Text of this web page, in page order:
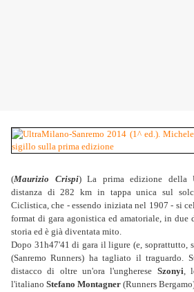
(Maurizio Crispi) La prima edizione della
distanza di 282 km in tappa unica sul
Ciclistica, che - essendo iniziata nel 1907 - si
format di gara agonistica ed amatoriale, in due
storia ed è già diventata mito.
Dopo 31h47'41 di gara il ligure (e, soprattutto,
(Sanremo Runners) ha tagliato il
distacco di oltre un'ora l'ungherese Szonyi,
l'italiano Stefano Montagner (Runners